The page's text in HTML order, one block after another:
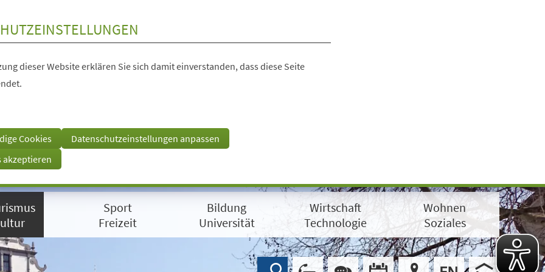
dieser Website erklären Sie sich damit einverstanden, dass diese Seite
Cookies
Datenschutzeinstellungen anpassen
akzeptieren
Sport
Freizeit
Bildung
Universität
Wirtschaft
Technologie
Wohnen
Soziales